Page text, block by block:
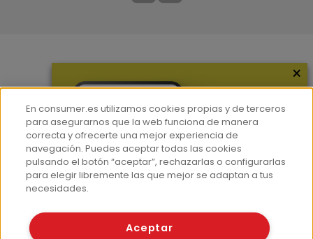
Hemeroteca
Contacto
Prensa
Corpus Lingüístico Consumer
© Fundación EROSKI
×
En consumer.es utilizamos cookies propias y de terceros
para asegurarnos que la web funciona de manera
correcta y ofrecerte una mejor experiencia de
navegación. Puedes aceptar todas las cookies
pulsando el botón “aceptar”, rechazarlas o configurarlas
para elegir libremente las que mejor se adaptan a tus
necesidades.
Aceptar